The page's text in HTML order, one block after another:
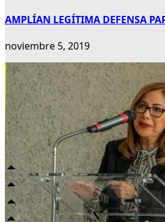
AMPLÍAN LEGÍTIMA DEFENSA
noviembre 5, 2019